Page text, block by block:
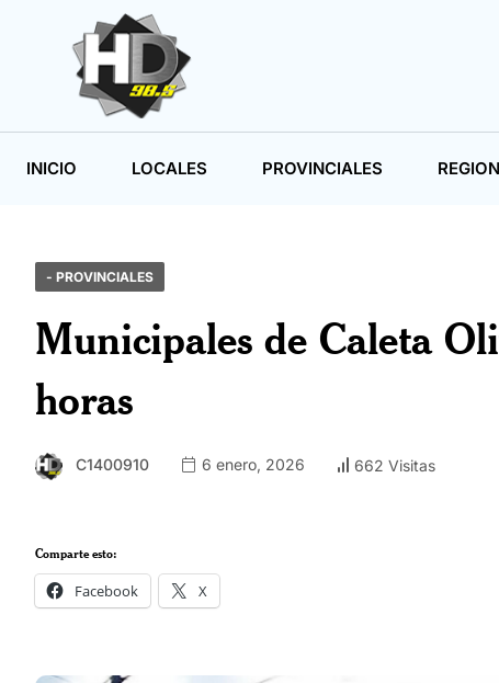
INICIO LOCALES PROVINCIALES
- PROVINCIALES
Municipales de Caleta
horas
C1400910 6 enero, 2026 662 Visitas
Comparte esto:
Facebook X